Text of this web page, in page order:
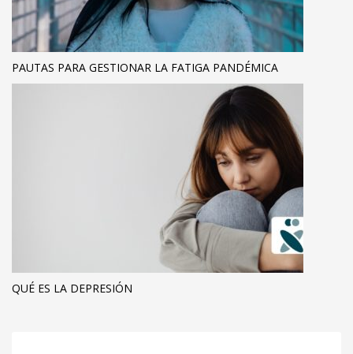
PAUTAS PARA GESTIONAR LA FATIGA PANDÉMICA
QUÉ ES LA DEPRESIÓN